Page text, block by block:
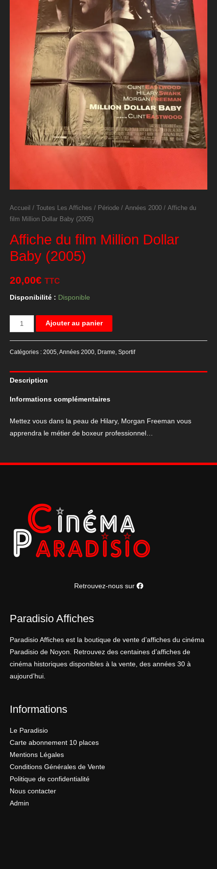
Accueil / Toutes Les Affiches / Période / Années 2000 / Affiche du
film Million Dollar Baby (2005)
Affiche du film Million Dollar
Baby (2005)
20,00€ TTC
Disponibilité : Disponible
quantité
de
film
Million
(2005)
Ajouter au panier
Catégories : 2005,Années 2000, Drame, Sportif
Description
Informations complémentaires
Mettez vous dans la peau de Hilary, Morgan Freeman vous
apprendra le métier de boxeur professionnel…
Retrouvez-nous sur
Paradisio Affiches
Paradisio Affiches est la boutique de vente d’affiches du cinéma
Paradisio de Noyon. Retrouvez des centaines d’affiches de
cinéma historiques disponibles à la vente, des années 30 à
aujourd’hui.
Informations
Le Paradisio
Carte abonnement 10 places
Mentions Légales
Conditions Générales de Vente
Politique de confidentialité
Nous contacter
Admin